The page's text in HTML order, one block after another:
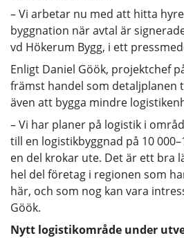
– Vi arbetar nu med att hitta
byggnation när avtal är
vd Hökerum Bygg, i ett
Enligt Daniel Göök, projektchef
främst handel som detaljplanen
även att bygga mindre
– Vi har planer på logistik i
till en logistikbyggnad på 10
en del krokar ute. Det är ett bra
hel del företag i regionen som
här, och som nog kan vara
Göök.
Nytt logistikområde under